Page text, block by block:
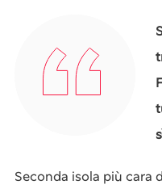
Seconda isola più cara